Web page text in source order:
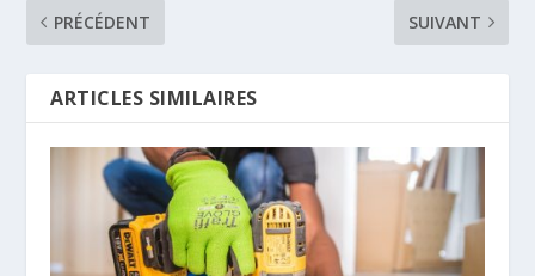
PRÉCÉDENT
SUIVANT
ARTICLES SIMILAIRES